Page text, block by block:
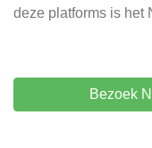
deze platforms is het
Bezoek